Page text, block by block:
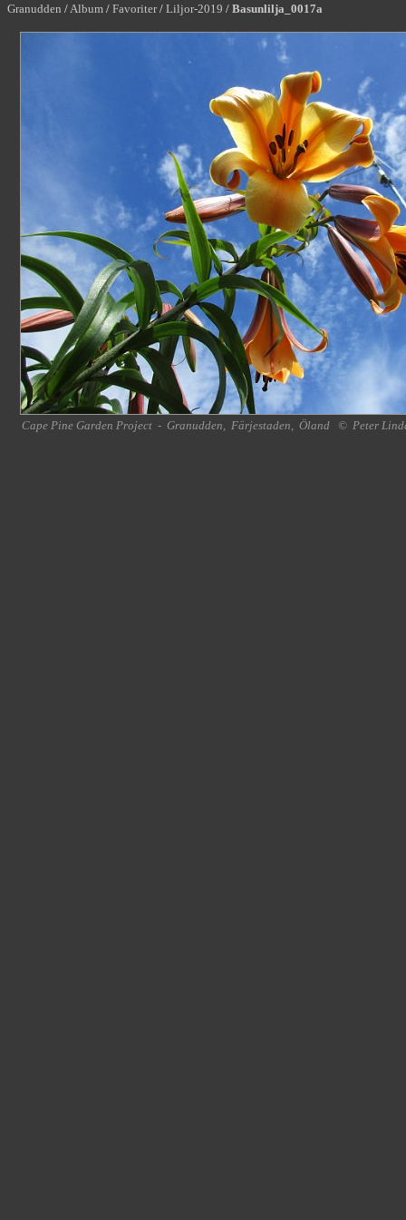
Granudden /Album / Favoriter / Liljor-2019 / Basunlilja_0017a
Cape Pine Garden Project - Granudden, Färjestaden, Öland © Peter